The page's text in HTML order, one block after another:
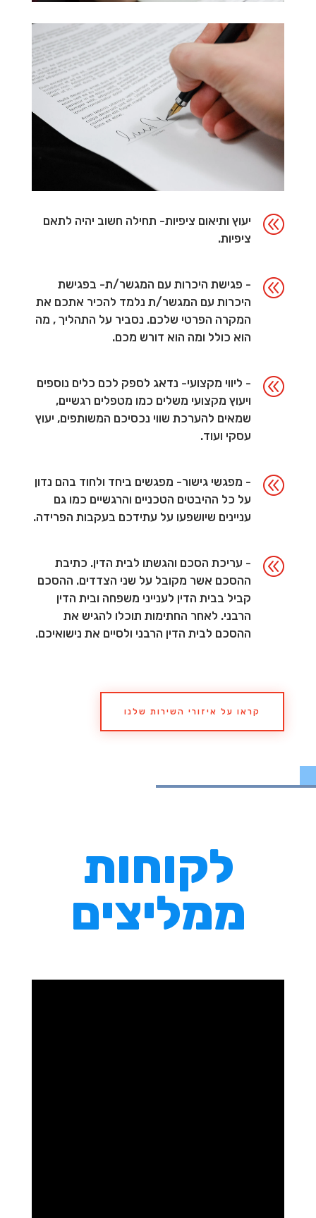
@
יעוץ ותיאום ציפיות- תחילה חשוב יהיה לתאם
ציפיות.
@
- פגישת היכרות עם המגשר/ת- בפגישת
היכרות עם המגשר/ת נלמד להכיר אתכם את
המקרה הפרטי שלכם. נסביר על התהליך , מה
הוא כולל ומה הוא דורש מכם.
@
- ליווי מקצועי- נדאג לספק לכם כלים נוספים
ויעוץ מקצועי משלים כמו מטפלים רגשיים,
שמאים להערכת שווי נכסיכם המשותפים, יעוץ
עסקי ועוד.
@
- מפגשי גישור- מפגשים ביחד ולחוד בהם נדון
על כל ההיבטים הטכניים והרגשיים כמו גם
עניינים שיושפעו על עתידכם בעקבות הפרידה.
@
- עריכת הסכם והגשתו לבית הדין. כתיבת
ההסכם אשר מקובל על שני הצדדים. ההסכם
קביל בבית הדין לענייני משפחה ובית הדין
הרבני. לאחר החתימות תוכלו להגיש את
ההסכם לבית הדין הרבני ולסיים את נישואיכם.
קראו על איזורי השירות שלנו
לקוחות
ממליצים